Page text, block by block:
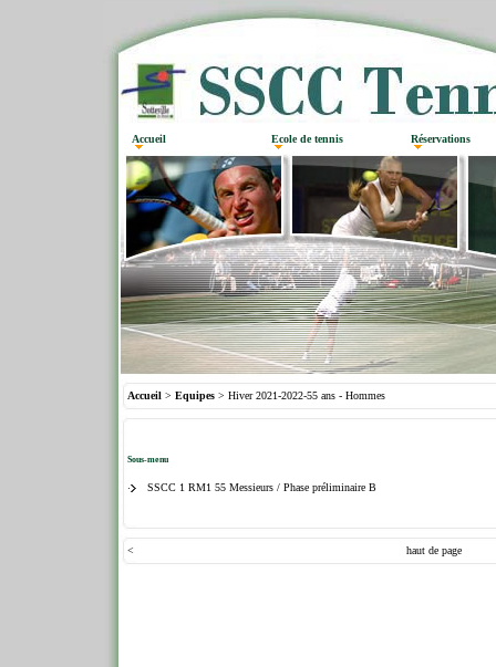
Accueil> Equipes> Hiver 2021-2022-55 ans - Hommes
Sous-menu
SSCC 1 RM1 55 Messieurs / Phase préliminaire B
< haut de page
Accueil Ecole de tennis Réservations